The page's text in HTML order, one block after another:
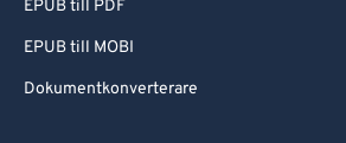
EPUB till PDF
EPUB till MOBI
Dokumentkonverterare